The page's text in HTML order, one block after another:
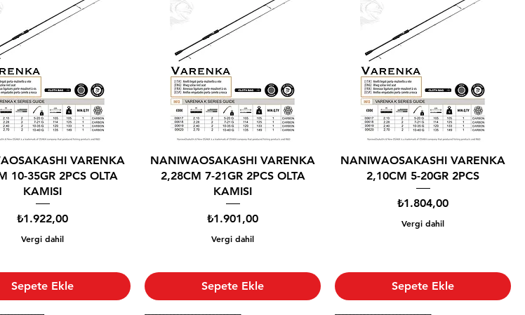
VARENKA
10-35GR 2PCS OLTA
KAMISI
Fiyat
₺1.922,00
Vergi dahil
Sepete Ekle
NANIWAOSAKASHI VARENKA
2,28CM 7-21GR 2PCS OLTA
KAMISI
Fiyat
₺1.901,00
Vergi dahil
Sepete Ekle
NANIWAOSAKASHI VARENKA
2,10CM 5-20GR 2PCS
Fiyat
₺1.804,00
Vergi dahil
Sepete Ekle